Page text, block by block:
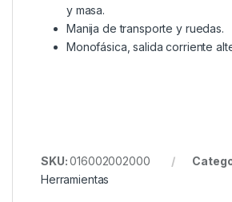
y masa.
Manija de transporte y ruedas.
Monofásica, salida corriente
SKU:016002002000
Herramientas